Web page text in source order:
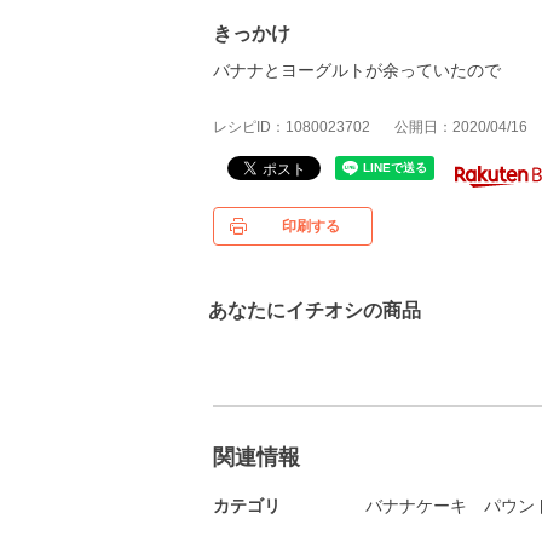
きっかけ
バナナとヨーグルトが余っていたので
レシピID：1080023702 公開日：2020/04/16
印刷する
あなたにイチオシの商品
関連情報
カテゴリ バナナケーキ パウン